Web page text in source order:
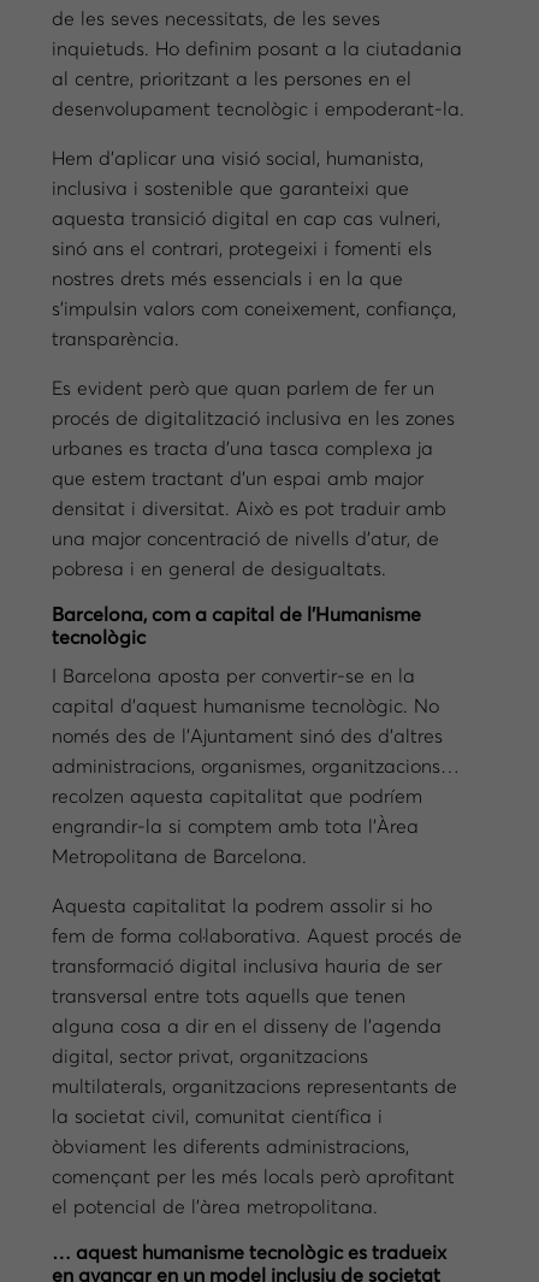
de les seves necessitats, de les seves
inquietuds. Ho definim posant a la ciutadania
al centre, prioritzant a les persones en el
desenvolupament tecnològic i empoderant-la.
Hem d’aplicar una visió social, humanista,
inclusiva i sostenible que garanteixi que
aquesta transició digital en cap cas vulneri,
sinó ans el contrari, protegeixi i fomenti els
nostres drets més essencials i en la que
s’impulsin valors com coneixement, confiança,
transparència.
Es evident però que quan parlem de fer un
procés de digitalització inclusiva en les zones
urbanes es tracta d’una tasca complexa ja
que estem tractant d’un espai amb major
densitat i diversitat. Això es pot traduir amb
una major concentració de nivells d’atur, de
pobresa i en general de desigualtats.
Barcelona, com a capital de l’Humanisme
tecnològic
I Barcelona aposta per convertir-se en la
capital d’aquest humanisme tecnològic. No
només des de l’Ajuntament sinó des d’altres
administracions, organismes, organitzacions…
recolzen aquesta capitalitat que podríem
engrandir-la si comptem amb tota l’Àrea
Metropolitana de Barcelona.
Aquesta capitalitat la podrem assolir si ho
fem de forma col·laborativa. Aquest procés de
transformació digital inclusiva hauria de ser
transversal entre tots aquells que tenen
alguna cosa a dir en el disseny de l’agenda
digital, sector privat, organitzacions
multilaterals, organitzacions representants de
la societat civil, comunitat científica i
òbviament les diferents administracions,
començant per les més locals però aprofitant
el potencial de l’àrea metropolitana.
… aquest humanisme tecnològic es tradueix
en avançar en un model inclusiu de societat